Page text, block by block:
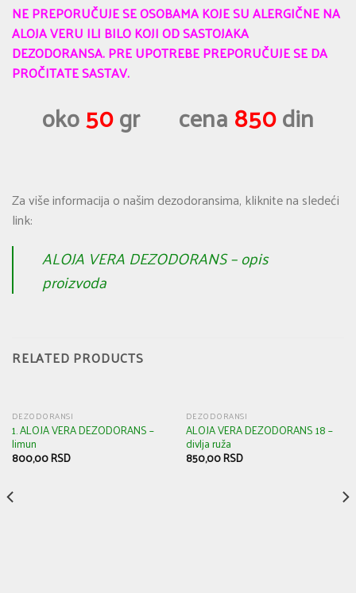
NE PREPORUČUJE SE OSOBAMA KOJE SU ALERGIČNE NA
ALOJA VERU ILI BILO KOJI OD SASTOJAKA
DEZODORANSA. PRE UPOTREBE PREPORUČUJE SE DA
PROČITATE SASTAV.
oko50gr cena850din
Za više informacija o našim dezodoransima, kliknite na sledeći
link:
ALOJA VERA DEZODORANS – opis
proizvoda
RELATED PRODUCTS
DEZODORANSI
1. ALOJA VERA DEZODORANS –
limun
800,00RSD
DEZODORANSI
ALOJA VERA DEZODORANS 18 –
divlja ruža
850,00RSD